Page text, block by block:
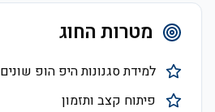
מטרות החוג
למידת סגנונות היפ הופ שונים
פיתוח קצב ותזמון